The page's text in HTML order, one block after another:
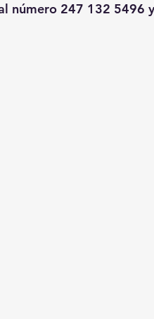
número 247 132 5496 y